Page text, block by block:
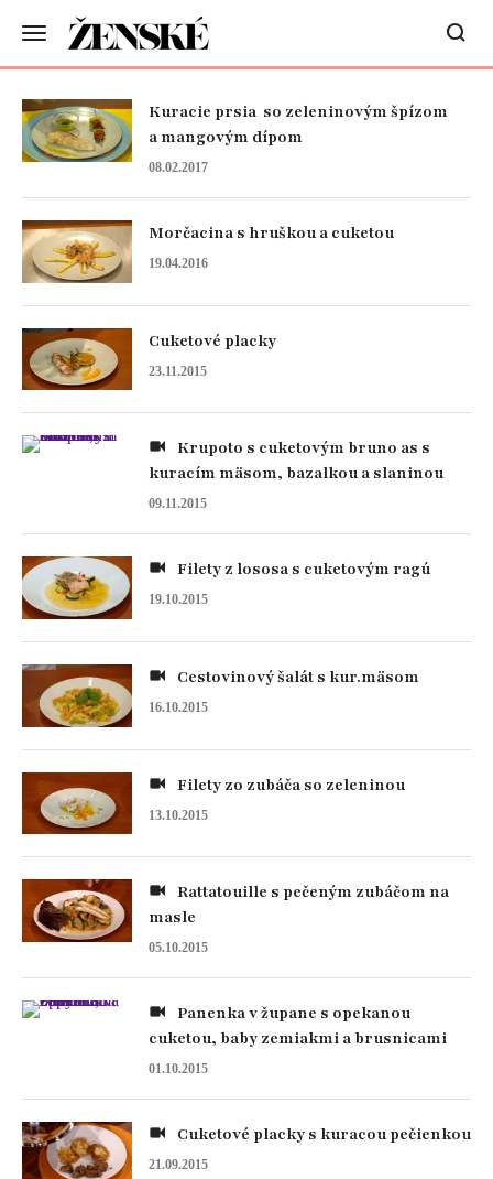
Kuracie prsia so zeleninovým špízom
a mangovým dípom
08.02.2017
Morčacina s hruškou a cuketou
19.04.2016
Cuketové placky
23.11.2015
kuracím mäsom, bazalkou a slaninou
09.11.2015
Filety z lososa s cuketovým ragú
19.10.2015
Cestovinový šalát s kur.mäsom
16.10.2015
Filety zo zubáča so zeleninou
13.10.2015
masle
05.10.2015
cuketou, baby zemiakmi a brusnicami
01.10.2015
Cuketové placky s kuracou pečienkou
21.09.2015